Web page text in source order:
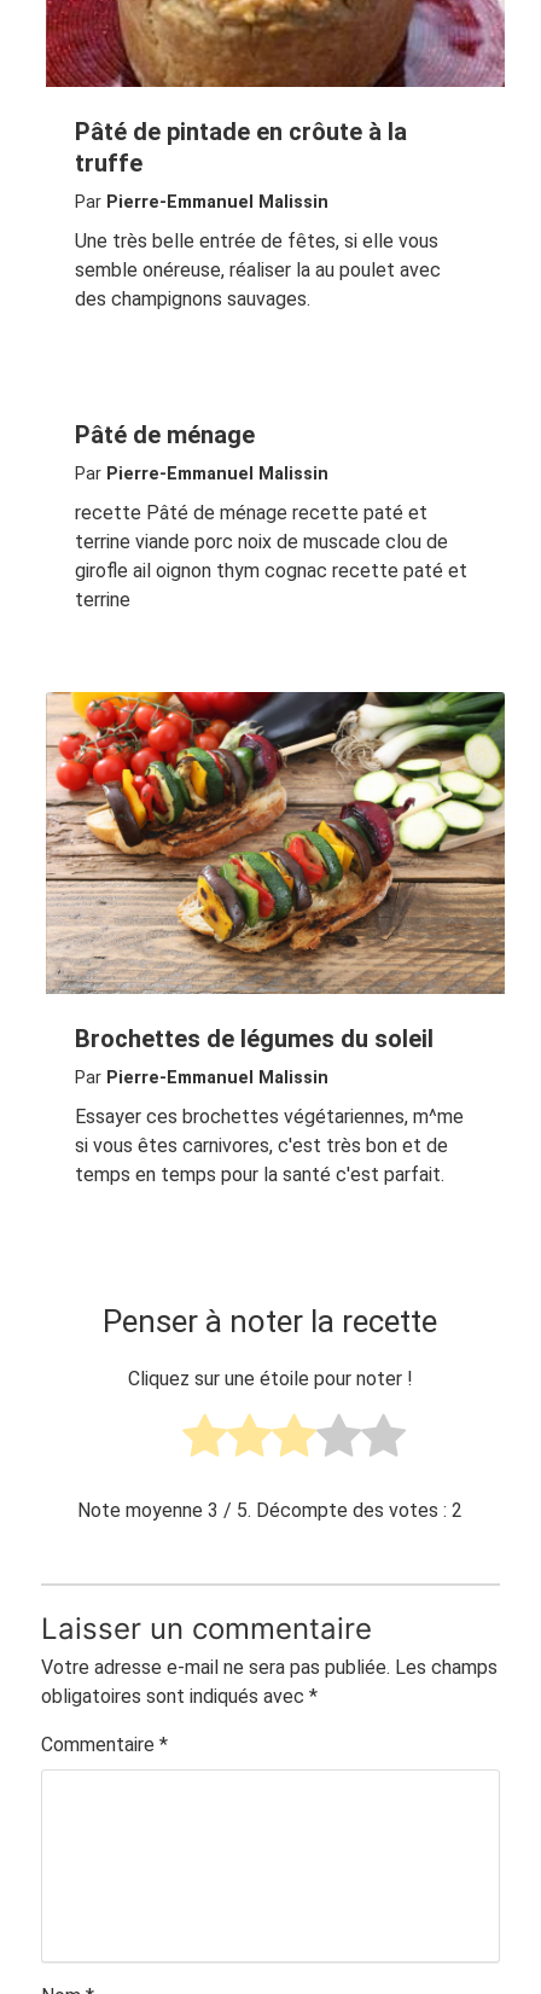
Pâté de pintade en crôute à la
truffe
Par Pierre-Emmanuel Malissin
Une très belle entrée de fêtes, si elle vous
semble onéreuse, réaliser la au poulet avec
des champignons sauvages.
Pâté de ménage
Par Pierre-Emmanuel Malissin
recette Pâté de ménage recette paté et
terrine viande porc noix de muscade clou de
girofle ail oignon thym cognac recette paté et
terrine
Brochettes de légumes du soleil
Par Pierre-Emmanuel Malissin
Essayer ces brochettes végétariennes, m^me
si vous êtes carnivores, c'est très bon et de
temps en temps pour la santé c'est parfait.
Penser à noter la recette
Cliquez sur une étoile pour noter !
Note moyenne3 / 5. Décompte des votes :2
Laisser un commentaire
Votre adresse e-mail ne sera pas publiée. Les champs
obligatoires sont indiqués avec *
Commentaire *